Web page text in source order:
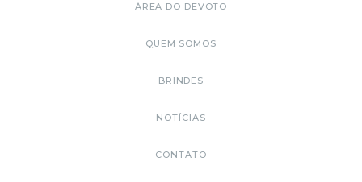
ÁREA DO DEVOTO
QUEM SOMOS
BRINDES
NOTÍCIAS
CONTATO